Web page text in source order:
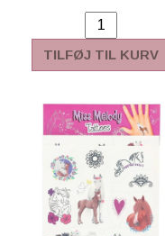
TILFØJ TIL KURV